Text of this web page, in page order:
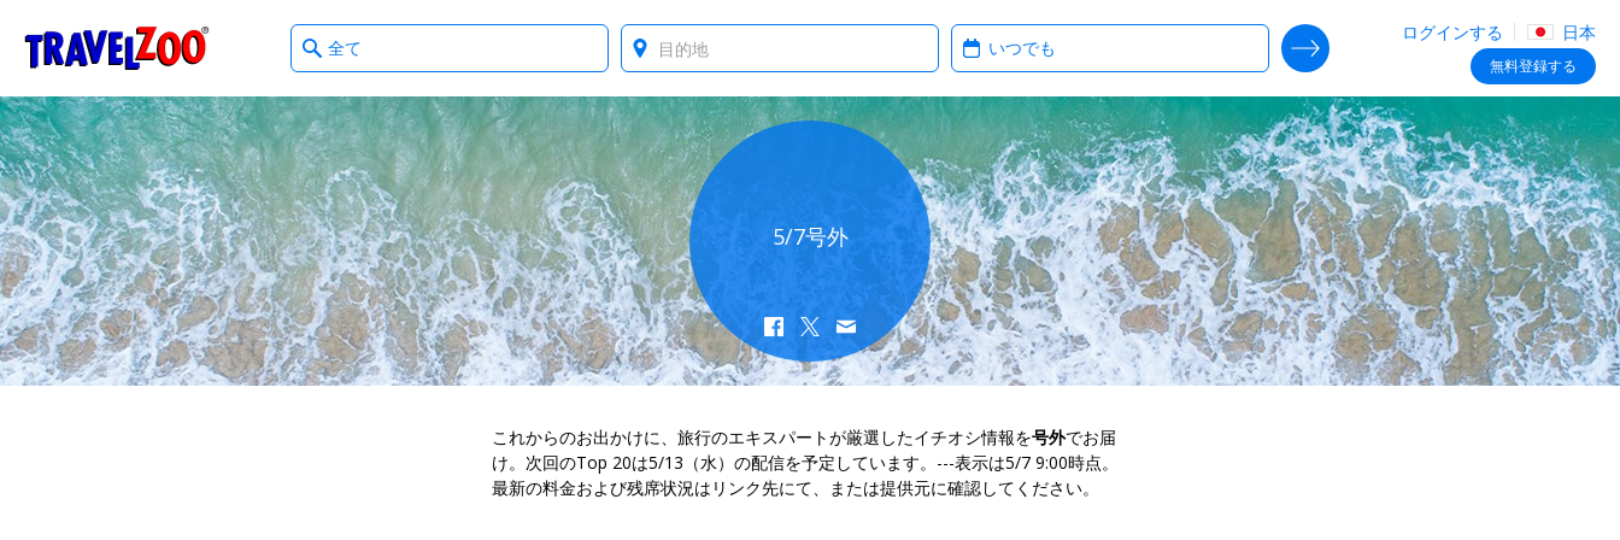
Travelzoo ログインする 日本
無料登録する
What
type
deals?
Where? When?
SEARCH DEALS
5/7号外
これからのお出かけに、旅行のエキスパートが厳選したイチオシ情報を号外でお届
け。次回のTop 20は5/13（水）の配信を予定しています。---表示は5/7 9:00時点。
最新の料金および残席状況はリンク先にて、または提供元に確認してください。